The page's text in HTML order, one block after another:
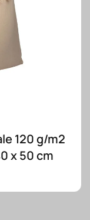
120 g/m2
x 50 cm